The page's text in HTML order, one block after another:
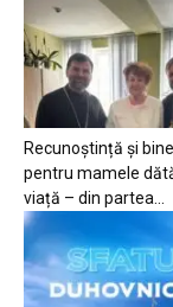
Recunoștință și
pentru mamele
viață – din partea...